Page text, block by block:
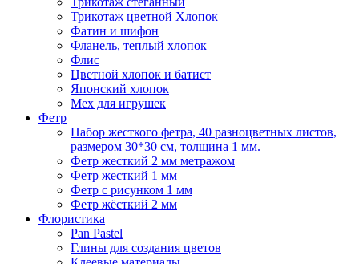
Трикотаж цветной Хлопок
Фатин и шифон
Фланель, теплый хлопок
Флис
Цветной хлопок и батист
Японский хлопок
Мех для игрушек
Фетр
Набор жесткого фетра, 40 разноцветных листов,
размером 30*30 см, толщина 1 мм.
Фетр жесткий 2 мм метражом
Фетр жесткий 1 мм
Фетр с рисунком 1 мм
Фетр жёсткий 2 мм
Флористика
Pan Pastel
Глины для создания цветов